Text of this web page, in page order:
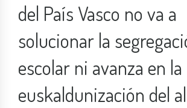
del País Vasco no va a
solucionar la
escolar ni avanza en la
euskaldunización del